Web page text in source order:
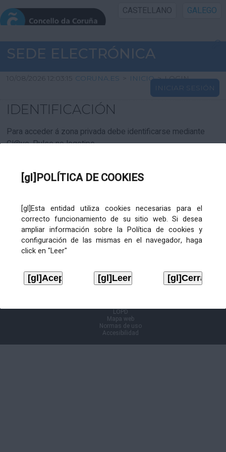
[gl]POLÍTICA DE COOKIES
[gl]Esta entidad utiliza cookies necesarias para el
correcto funcionamiento de su sitio web. Si desea
ampliar información sobre la Política de cookies y
configuración de las mismas en el navegador, haga
click en "Leer"
CASTELLANO GALEGO
INICIO SEDE
INICIO
INFORMACIÓN PÚBLICA
CARTAFOL CIDADÁN
SEDE ELECTRÓNICA
10/08/2026 12:03:15 CORUNA.ES > INICIO > LOGIN
INICIAR SESIÓN
IDENTIFICACIÓN
Para acceder á zona privada debe identificarse mediante
Cl@ve. Pulse no logotipo
LOPD
Mapa web
Normas de uso
Accesibilidad